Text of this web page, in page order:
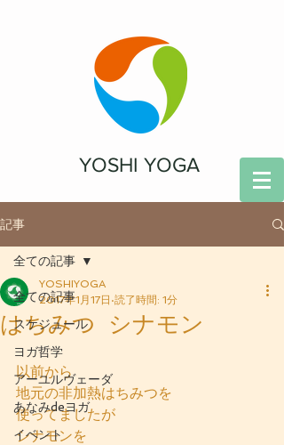
YOSHI YOGA
記事
全ての記事
スケジュール
ヨガ哲学
アーユルヴェーダ
あなみdeヨガ
イベント
全ての記事
はちみつ シナモン
YOSHIYOGA
2017年1月17日 読了時間: 1分
以前から
地元の非加熱はちみつを
使ってましたが
シナモンを